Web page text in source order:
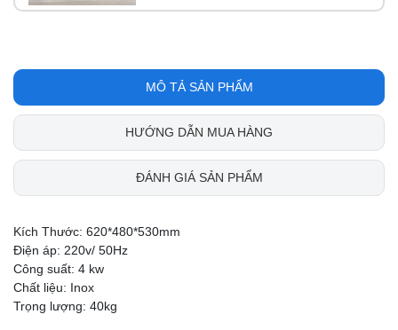
MÔ TẢ SẢN PHẨM
HƯỚNG DẪN MUA HÀNG
ĐÁNH GIÁ SẢN PHẨM
Kích Thước: 620*480*530mm
Điện áp: 220v/ 50Hz
Công suất: 4 kw
Chất liệu: Inox
Trọng lượng: 40kg